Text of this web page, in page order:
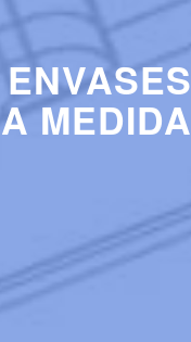
ENVASES
A MEDIDA